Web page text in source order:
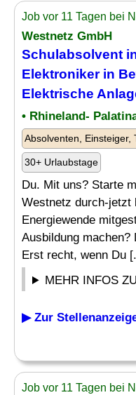
Job vor 11 Tagen bei
Westnetz GmbH
Schulabsolvent
Elektroniker in
Elektrische
• Rhineland-
Absolventen, Einsteiger,
30+ Urlaubstage
Du. Mit uns? Starte
Westnetz durch-jetzt
Energiewende
Ausbildung
Erst recht, wenn Du
MEHR INFOS
▶ Zur
Job vor 11 Tagen bei